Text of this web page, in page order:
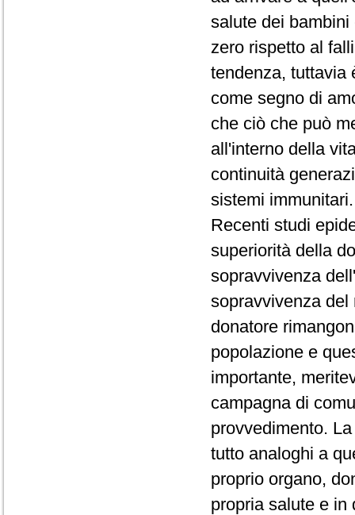
salute dei
zero rispetto al
tendenza, tuttavia
come segno di
che ciò che può
all'interno della
continuità
sistemi
Recenti studi
superiorità della
sopravvivenza
sopravvivenza
donatore
popolazione e
importante,
campagna di
provvedimento.
tutto analoghi a
proprio organo,
propria salute e in